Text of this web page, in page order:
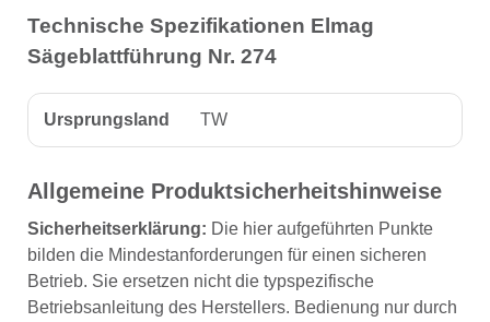
Technische Spezifikationen Elmag
Sägeblattführung Nr. 274
Ursprungsland TW
Allgemeine Produktsicherheitshinweise
Sicherheitserklärung: Die hier aufgeführten Punkte
bilden die Mindestanforderungen für einen sicheren
Betrieb. Sie ersetzen nicht die typspezifische
Betriebsanleitung des Herstellers. Bedienung nur durch